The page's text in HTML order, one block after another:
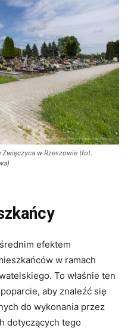
Zwięczyca w Rzeszowie (fot.
efektem
w ramach
To właśnie ten
aby znaleźć się
do wykonania przez
dotyczących tego